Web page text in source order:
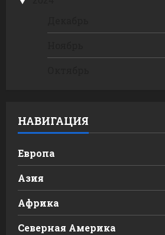
НАВИГАЦИЯ
Европа
Азия
Африка
Северная Америка